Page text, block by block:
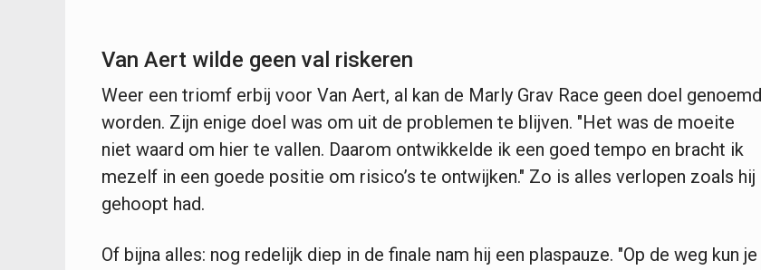
Van Aert wilde geen val riskeren
Weer een triomf erbij voor Van Aert, al kan de Marly Grav Race geen doel genoemd
worden. Zijn enige doel was om uit de problemen te blijven. "Het was de moeite
niet waard om hier te vallen. Daarom ontwikkelde ik een goed tempo en bracht ik
mezelf in een goede positie om risico’s te ontwijken." Zo is alles verlopen zoals hij
gehoopt had.
Of bijna alles: nog redelijk diep in de finale nam hij een plaspauze. "Op de weg kun je